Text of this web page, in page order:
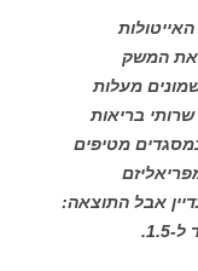
את המשק
מעלות
בריאות
מטיפים
אבל התוצאה: